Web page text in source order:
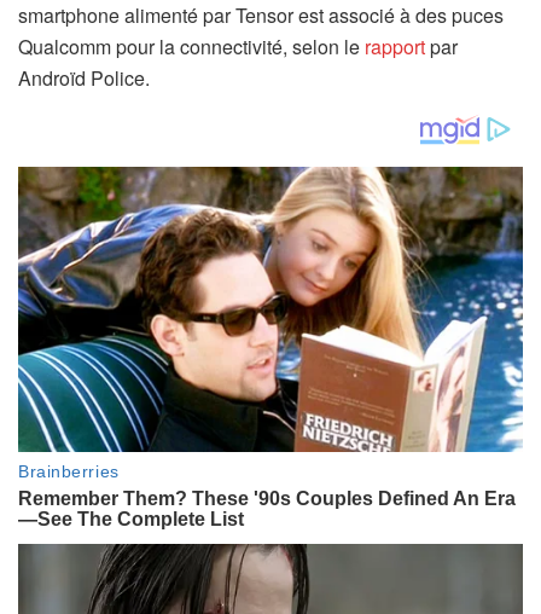
smartphone alimenté par Tensor est associé à des puces
Qualcomm pour la connectivité, selon le rapportpar
Androïd Police.